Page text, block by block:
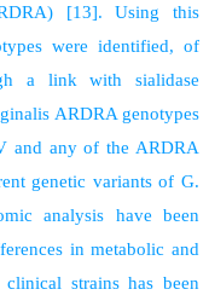
[13]. Using this
were identified, of
a link with sialidase
ARDRA genotypes
and any of the ARDRA
genetic variants of G.
analysis have been
in metabolic and
strains has been